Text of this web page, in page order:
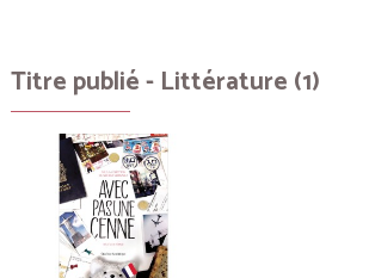
Titre publié - Littérature (1)